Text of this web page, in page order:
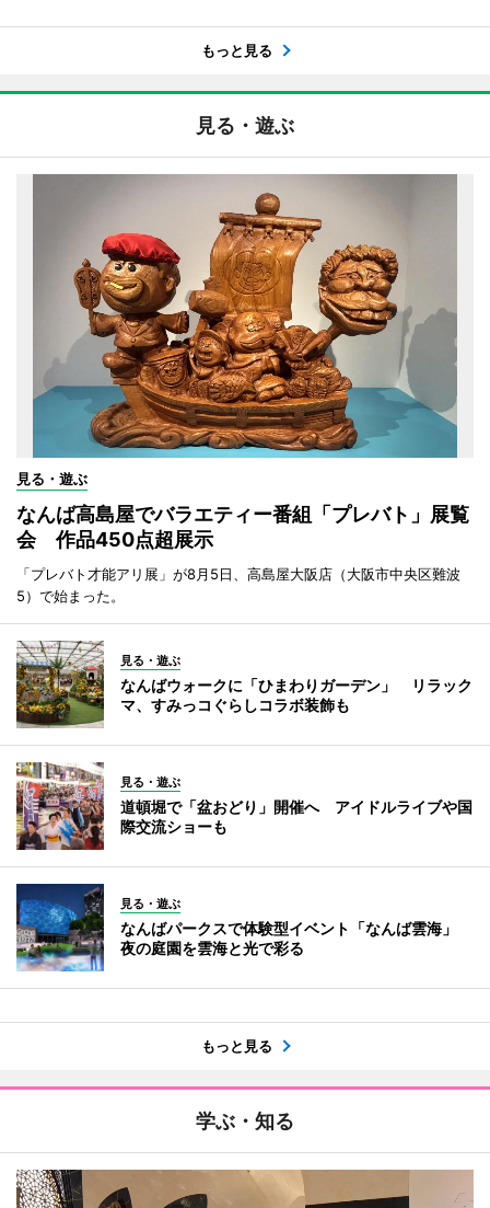
もっと見る
見る・遊ぶ
見る・遊ぶ
なんば高島屋でバラエティー番組「プレバト」展覧
会 作品450点超展示
「プレバト才能アリ展」が8月5日、高島屋大阪店（大阪市中央区難波
5）で始まった。
見る・遊ぶ
なんばウォークに「ひまわりガーデン」 リラック
マ、すみっコぐらしコラボ装飾も
見る・遊ぶ
道頓堀で「盆おどり」開催へ アイドルライブや国
際交流ショーも
見る・遊ぶ
なんばパークスで体験型イベント「なんば雲海」
夜の庭園を雲海と光で彩る
もっと見る
学ぶ・知る